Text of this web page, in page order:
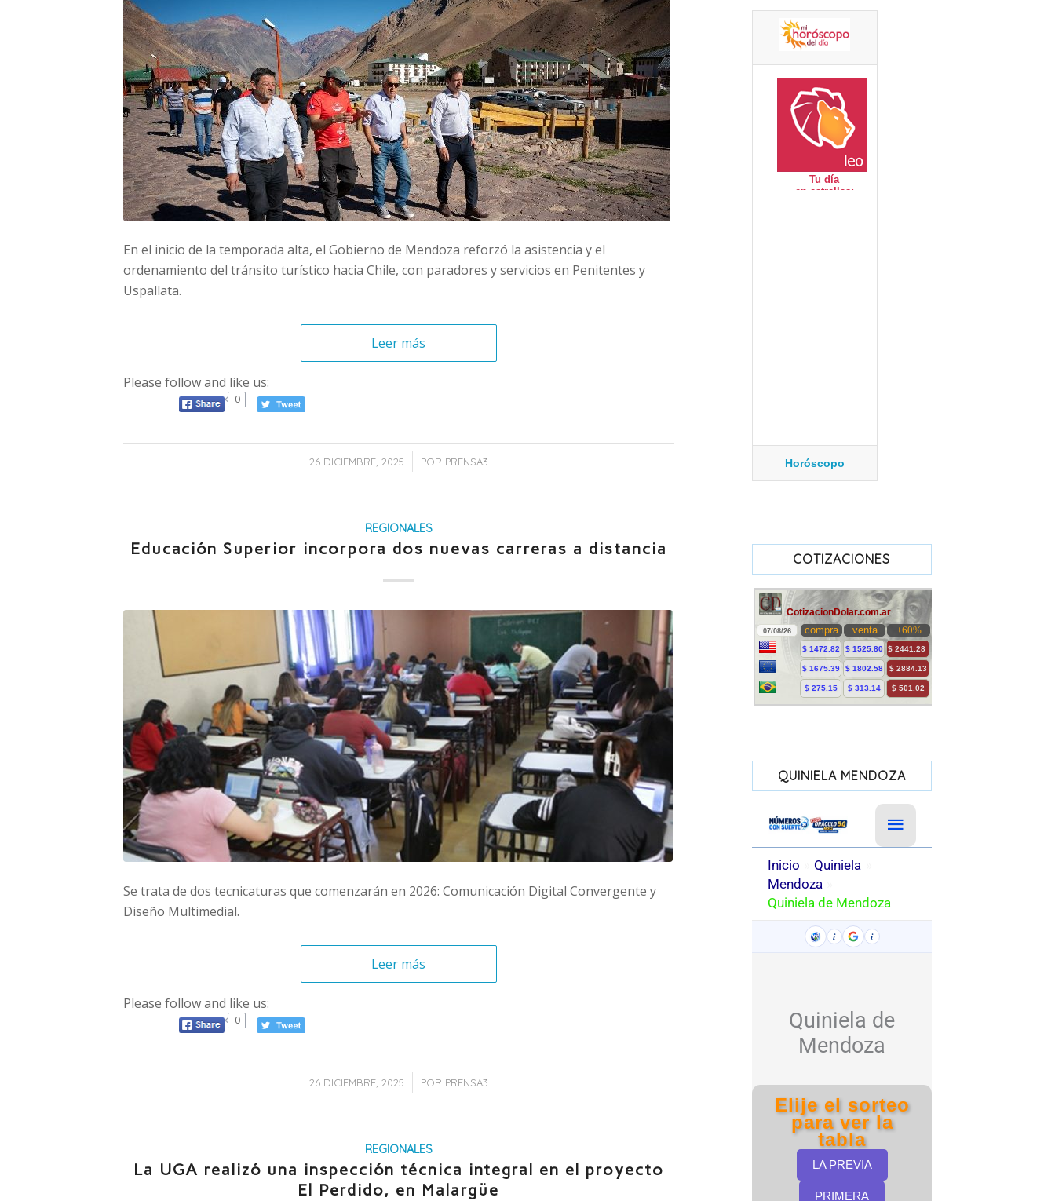
En el inicio de la temporada alta, el Gobierno de Mendoza reforzó la asistencia y el
ordenamiento del tránsito turístico hacia Chile, con paradores y servicios en Penitentes y
Uspallata.
Leer más
Please follow and like us:
0
26 DICIEMBRE, 2025
/ POR PRENSA3
REGIONALES
Educación Superior incorpora dos nuevas carreras a distancia
Se trata de dos tecnicaturas que comenzarán en 2026: Comunicación Digital Convergente y
Diseño Multimedial.
Leer más
Please follow and like us:
0
26 DICIEMBRE, 2025
/ POR PRENSA3
REGIONALES
La UGA realizó una inspección técnica integral en el proyecto
El Perdido, en Malargüe
Horóscopo
COTIZACIONES
QUINIELA MENDOZA